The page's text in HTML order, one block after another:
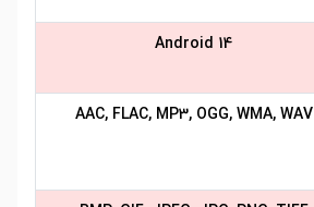
Android 14
AAC, FLAC, MP3, OGG, WMA, WAV